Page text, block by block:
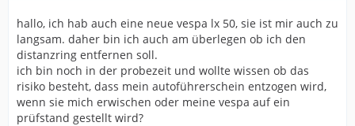
hallo, ich hab auch eine neue vespa lx 50, sie ist mir auch zu
langsam. daher bin ich auch am überlegen ob ich den
distanzring entfernen soll.
ich bin noch in der probezeit und wollte wissen ob das
risiko besteht, dass mein autoführerschein entzogen wird,
wenn sie mich erwischen oder meine vespa auf ein
prüfstand gestellt wird?